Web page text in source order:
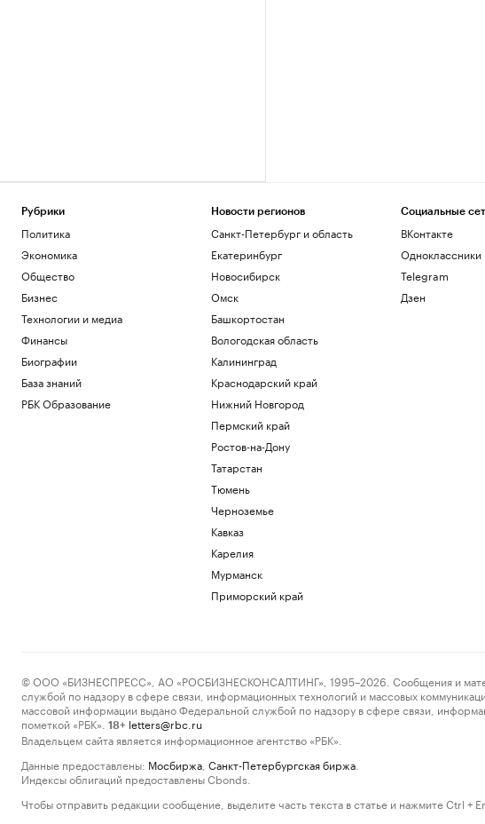
Рубрики
Политика
Экономика
Общество
Бизнес
Технологии и медиа
Финансы
Биографии
База знаний
РБК Образование
Новости регионов
Санкт-Петербург и область
Екатеринбург
Новосибирск
Омск
Башкортостан
Вологодская область
Калининград
Краснодарский край
Нижний Новгород
Пермский край
Ростов-на-Дону
Татарстан
Тюмень
Черноземье
Кавказ
Карелия
Мурманск
Приморский край
Социальные
ВКонтакте
Одноклассники
Telegram
Дзен
© ООО «БИЗНЕСПРЕСС», АО «РОСБИЗНЕСКОНСАЛТИНГ», 1995–2026. Сообщения и
службой по надзору в сфере связи, информационных технологий и массовых
массовой информации выдано Федеральной службой по надзору в сфере связи,
пометкой «РБК».
18+ letters@rbc.ru
Владельцем сайта является информационное агентство «РБК».
Данные предоставлены: Мосбиржа Санкт-Петербургская биржа
Индексы облигаций предоставлены Cbonds.
Чтобы отправить редакции сообщение, выделите часть текста в статье и нажмите Ctrl +